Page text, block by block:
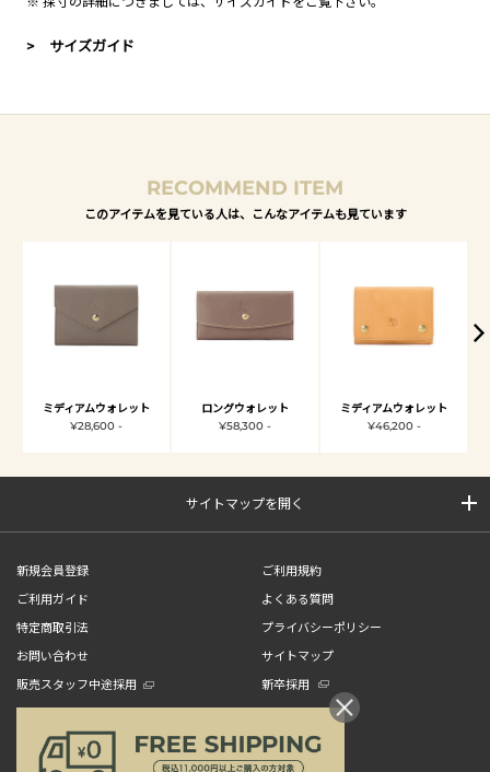
> サイズガイド
RECOMMEND ITEM
このアイテムを見ている人は、こんなアイテムも見ています
ミディアムウォレット
¥28,600 -
ロングウォレット
¥58,300 -
ミディアムウォレット
¥46,200 -
サイトマップを開く
新規会員登録
ご利用規約
ご利用ガイド
よくある質問
特定商取引法
プライバシーポリシー
お問い合わせ
サイトマップ
販売スタッフ中途採用
新卒採用